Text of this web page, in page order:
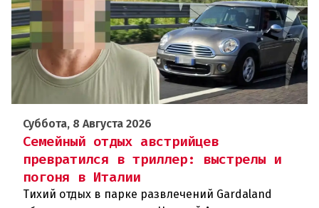
Суббота, 8 Августа 2026
Семейный отдых австрийцев
превратился в триллер: выстрелы и
погоня в Италии
Тихий отдых в парке развлечений Gardaland